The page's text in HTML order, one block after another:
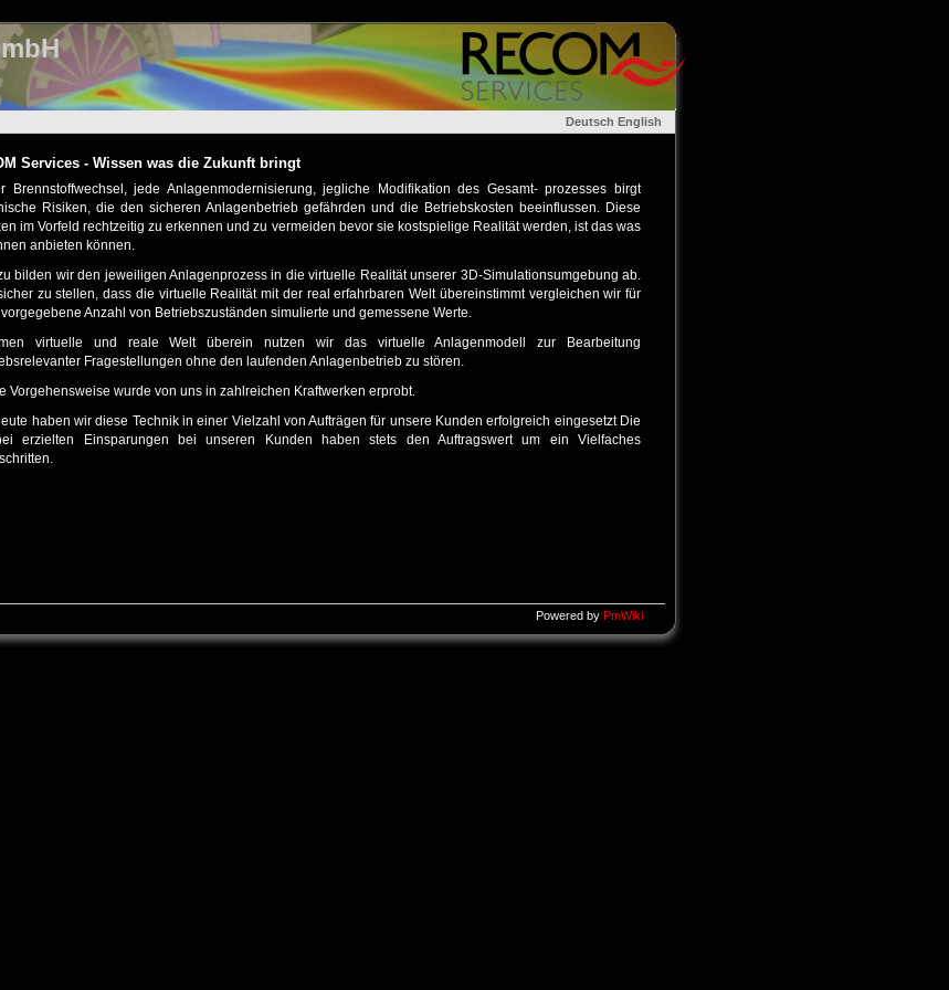
Deutsch English
Services - Wissen was die Zukunft bringt
Brennstoffwechsel, jede Anlagenmodernisierung, jegliche Modifikation des Gesamt- prozesses birgt
Risiken, die den sicheren Anlagenbetrieb gefährden und die Betriebskosten beeinflussen. Diese
im Vorfeld rechtzeitig zu erkennen und zu vermeiden bevor sie kostspielige Realität werden, ist das was
anbieten können.
bilden wir den jeweiligen Anlagenprozess in die virtuelle Realität unserer 3D-Simulationsumgebung ab.
zu stellen, dass die virtuelle Realität mit der real erfahrbaren Welt übereinstimmt vergleichen wir für
Anzahl von Betriebszuständen simulierte und gemessene Werte.
virtuelle und reale Welt überein nutzen wir das virtuelle Anlagenmodell zur Bearbeitung
Fragestellungen ohne den laufenden Anlagenbetrieb zu stören.
Vorgehensweise wurde von uns in zahlreichen Kraftwerken erprobt.
haben wir diese Technik in einer Vielzahl von Aufträgen für unsere Kunden erfolgreich eingesetzt Die
erzielten Einsparungen bei unseren Kunden haben stets den Auftragswert um ein Vielfaches
Powered by PmWiki